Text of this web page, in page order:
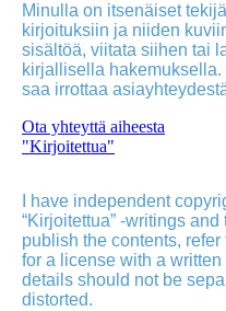
Minulla on itsenäiset
kirjoituksiin ja niiden
sisältöä, viitata siihen tai
kirjallisella
saa irrottaa
Ota yhteyttä aiheesta
"Kirjoitettua"
I have independent
“Kirjoitettua” -writings
publish the contents,
for a license with a
details should not be
distorted.